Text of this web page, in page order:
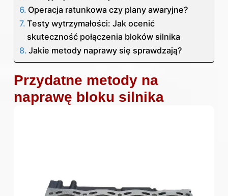
Operacja ratunkowa czy plany awaryjne?
Testy wytrzymałości: Jak ocenić
skuteczność połączenia bloków silnika
Jakie metody naprawy się sprawdzają?
Przydatne metody na
naprawę bloku silnika